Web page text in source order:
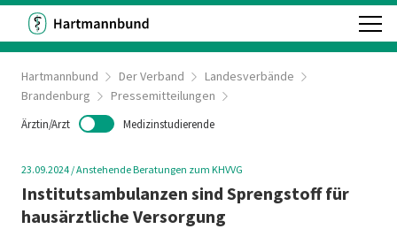
Hartmannbund Der Verband
Landesverbände
Brandenburg
Pressemitteilungen
Ärztin/Arzt Medizinstudierende
23.09.2024 /Anstehende Beratungen zum KHVVG
Institutsambulanzen sind Sprengstoff für
hausärztliche Versorgung